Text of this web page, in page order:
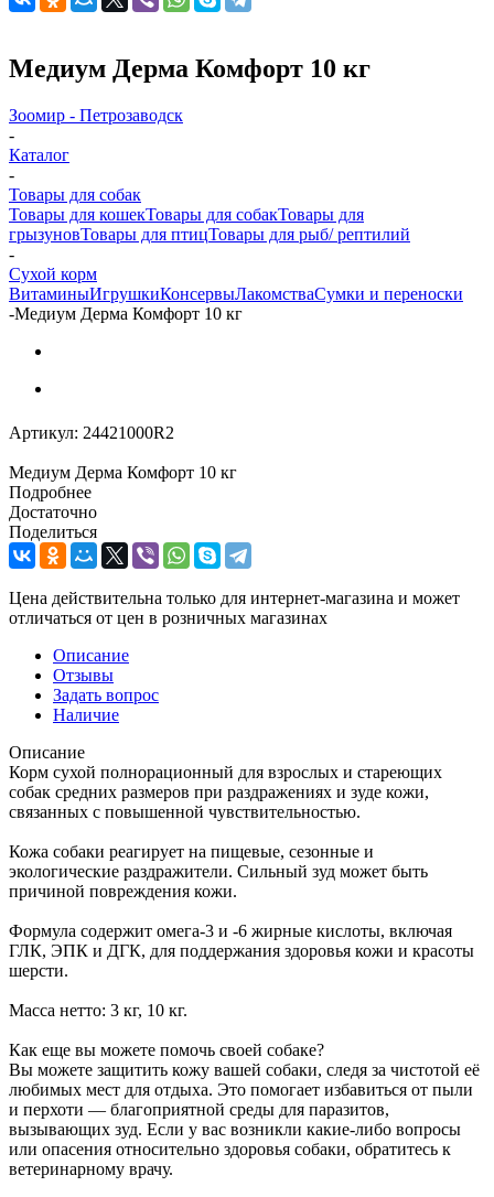
Медиум Дерма Комфорт 10 кг
Зоомир - Петрозаводск
-
Каталог
-
Товары для собак
Товары для кошекТовары для собакТовары для
грызуновТовары для птицТовары для рыб/ рептилий
-
Cухой корм
ВитаминыИгрушкиКонсервыЛакомстваСумки и переноски
-Медиум Дерма Комфорт 10 кг
Артикул: 24421000R2
Медиум Дерма Комфорт 10 кг
Подробнее
Достаточно
Поделиться
Цена действительна только для интернет-магазина и может
отличаться от цен в розничных магазинах
Описание
Отзывы
Задать вопрос
Наличие
Описание
Корм сухой полнорационный для взрослых и стареющих
собак средних размеров при раздражениях и зуде кожи,
связанных с повышенной чувствительностью.
Кожа собаки реагирует на пищевые, сезонные и
экологические раздражители. Сильный зуд может быть
причиной повреждения кожи.
Формула содержит омега-3 и -6 жирные кислоты, включая
ГЛК, ЭПК и ДГК, для поддержания здоровья кожи и красоты
шерсти.
Масса нетто: 3 кг, 10 кг.
Как еще вы можете помочь своей собаке?
Вы можете защитить кожу вашей собаки, следя за чистотой её
любимых мест для отдыха. Это помогает избавиться от пыли
и перхоти — благоприятной среды для паразитов,
вызывающих зуд. Если у вас возникли какие-либо вопросы
или опасения относительно здоровья собаки, обратитесь к
ветеринарному врачу.